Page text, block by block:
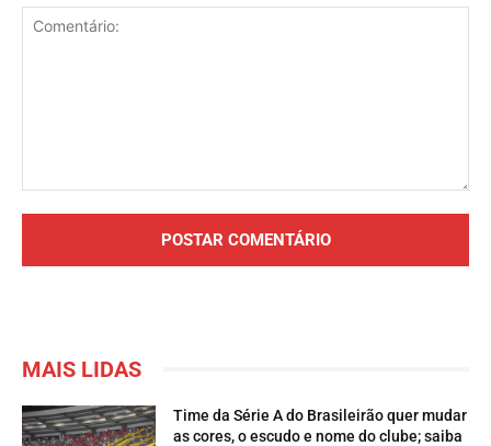
MAIS LIDAS
Time da Série A do Brasileirão quer mudar
as cores, o escudo e nome do clube; saiba